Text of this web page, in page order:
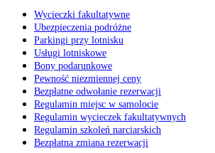
Wycieczki fakultatywne
Ubezpieczenia podróżne
Parkingi przy lotnisku
Usługi lotniskowe
Bony podarunkowe
Pewność niezmiennej ceny
Bezpłatne odwołanie rezerwacji
Regulamin miejsc w samolocie
Regulamin wycieczek fakultatywnych
Regulamin szkoleń narciarskich
Bezpłatna zmiana rezerwacji